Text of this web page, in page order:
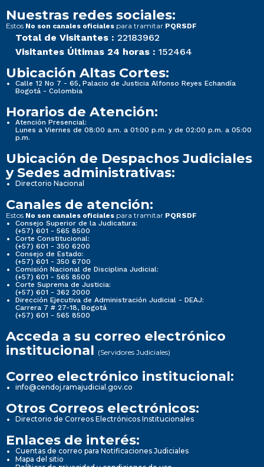
Nuestras redes sociales:
Estos No son canales oficiales para tramitar PQRSDF
Total de Visitantes : 22183962
Visitantes Últimas 24 horas : 152464
Ubicación Altas Cortes:
Calle 12 No 7 - 65, Palacio de Justicia Alfonso Reyes Echandía
Bogotá - Colombia
Horarios de Atención:
Atención Presencial:
Lunes a Viernes de 08:00 a.m. a 01:00 p.m. y de 02:00 p.m. a 05:00
p.m.
Ubicación de Despachos Judiciales
y Sedes administrativas:
Directorio Nacional
Canales de atención:
Estos No son canales oficiales para tramitar PQRSDF
Consejo Superior de la Judicatura:
(+57) 601 - 565 8500
Corte Constitucional:
(+57) 601 - 350 6200
Consejo de Estado:
(+57) 601 - 350 6700
Comisión Nacional de Disciplina Judicial:
(+57) 601 - 565 8500
Corte Suprema de Justicia:
(+57) 601 - 362 2000
Dirección Ejecutiva de Administración Judicial - DEAJ:
Carrera 7 # 27-18, Bogotá
(+57) 601 - 565 8500
Acceda a su correo electrónico
institucional (Servidores Judiciales)
Correo electrónico institucional:
info@cendoj.ramajudicial.gov.co
Otros Correos electrónicos:
Directorio de Correos Electrónicos Institucionales
Enlaces de interés:
Cuentas de correo para Notificaciones Judiciales
Mapa del sitio